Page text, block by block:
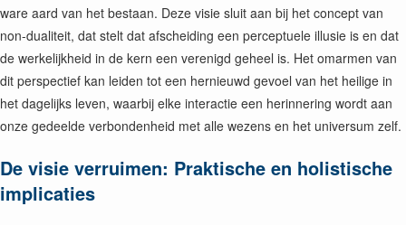
ware aard van het bestaan. Deze visie sluit aan bij het concept van
non-dualiteit, dat stelt dat afscheiding een perceptuele illusie is en dat
de werkelijkheid in de kern een verenigd geheel is. Het omarmen van
dit perspectief kan leiden tot een hernieuwd gevoel van het heilige in
het dagelijks leven, waarbij elke interactie een herinnering wordt aan
onze gedeelde verbondenheid met alle wezens en het universum zelf.
De visie verruimen: Praktische en holistische
implicaties